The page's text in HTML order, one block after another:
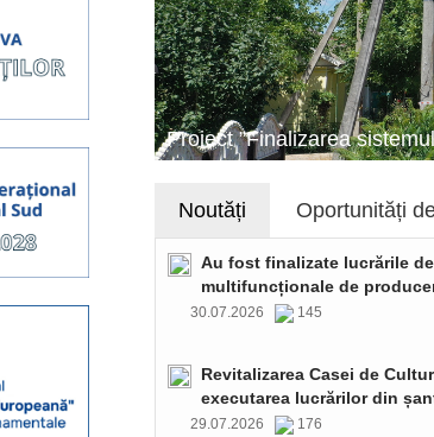
Proiect ”Finalizarea
Noutăți Oportunități
Au fost finalizate lucrările
multifuncționale de
30.07.2026 145
Revitalizarea Casei de
executarea lucrărilor din
29.07.2026 176